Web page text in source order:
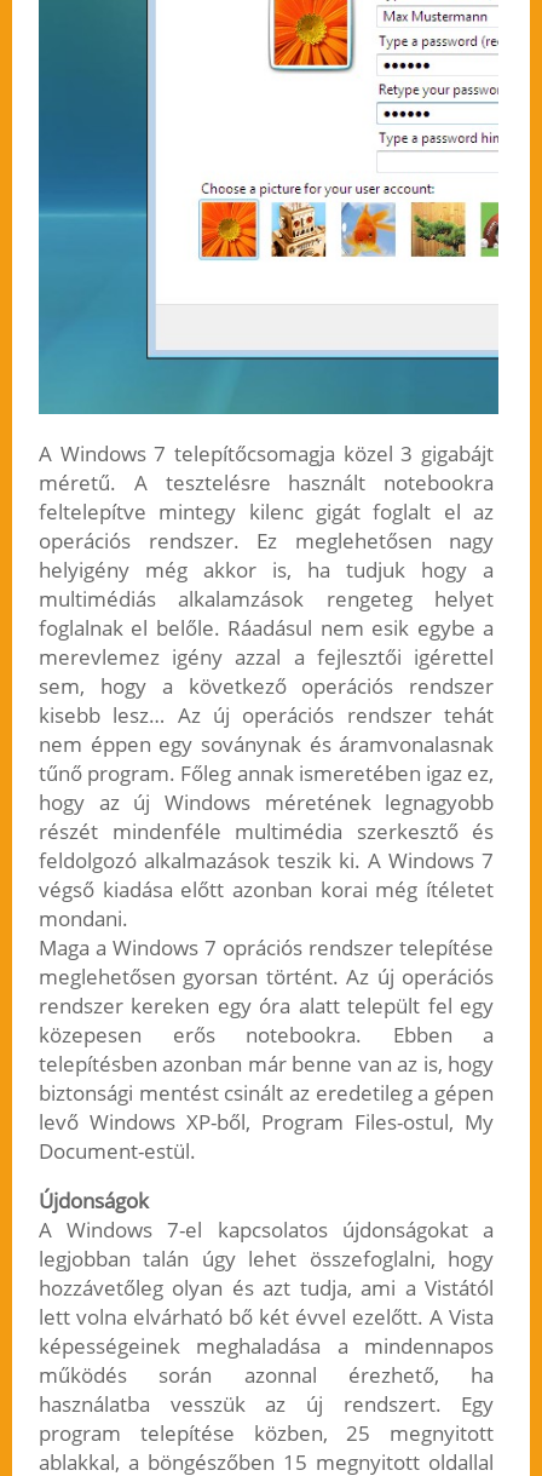
A Windows 7 telepítőcsomagja közel 3 gigabájt
méretű. A tesztelésre használt notebookra
feltelepítve mintegy kilenc gigát foglalt el az
operációs rendszer. Ez meglehetősen nagy
helyigény még akkor is, ha tudjuk hogy a
multimédiás alkalamzások rengeteg helyet
foglalnak el belőle. Ráadásul nem esik egybe a
merevlemez igény azzal a fejlesztői igérettel
sem, hogy a következő operációs rendszer
kisebb lesz… Az új operációs rendszer tehát
nem éppen egy soványnak és áramvonalasnak
tűnő program. Főleg annak ismeretében igaz ez,
hogy az új Windows méretének legnagyobb
részét mindenféle multimédia szerkesztő és
feldolgozó alkalmazások teszik ki. A Windows 7
végső kiadása előtt azonban korai még ítéletet
mondani.
Maga a Windows 7 oprációs rendszer telepítése
meglehetősen gyorsan történt. Az új operációs
rendszer kereken egy óra alatt települt fel egy
közepesen erős notebookra. Ebben a
telepítésben azonban már benne van az is, hogy
biztonsági mentést csinált az eredetileg a gépen
levő Windows XP-ből, Program Files-ostul, My
Document-estül.
Újdonságok
A Windows 7-el kapcsolatos újdonságokat a
legjobban talán úgy lehet összefoglalni, hogy
hozzávetőleg olyan és azt tudja, ami a Vistától
lett volna elvárható bő két évvel ezelőtt. A Vista
képességeinek meghaladása a mindennapos
működés során azonnal érezhető, ha
használatba vesszük az új rendszert. Egy
program telepítése közben, 25 megnyitott
ablakkal, a böngészőben 15 megnyitott oldallal